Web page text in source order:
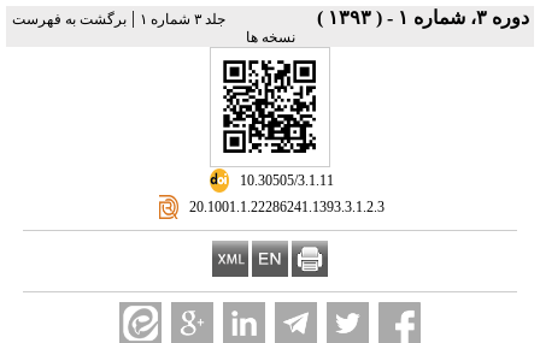
دوره ۳، شماره ۱ - ( ۱۳۹۳ ) جلد ۳ شماره ۱ |برگشت به فهرست
نسخه ها
‎ 10.30505/3.1.11
‎ 20.1001.1.22286241.1393.3.1.2.3